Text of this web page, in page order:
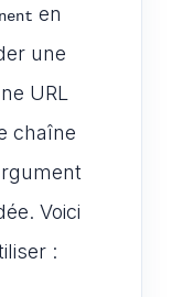
en
une
URL
chaîne
Voici
: